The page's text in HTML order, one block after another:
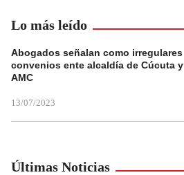
Lo más leído
Abogados señalan como irregulares
convenios ente alcaldía de Cúcuta y
AMC
13/07/2023
Últimas Noticias